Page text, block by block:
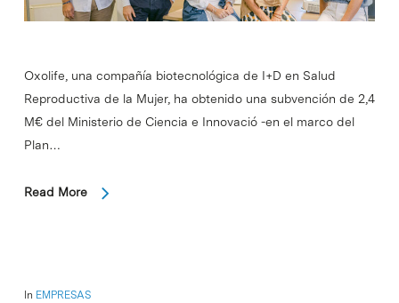
Oxolife, una compañía biotecnológica de I+D en Salud
Reproductiva de la Mujer, ha obtenido una subvención de 2,4
M€ del Ministerio de Ciencia e Innovació -en el marco del
Plan…
Read More
In EMPRESAS